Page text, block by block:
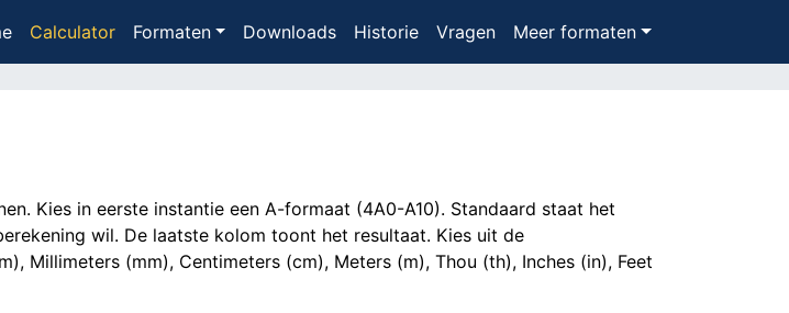
Calculator Formaten Downloads Historie Vragen Meer formaten
Kies in eerste instantie een A-formaat (4A0-A10). Standaard staat het
wil. De laatste kolom toont het resultaat. Kies uit de
Millimeters (mm), Centimeters (cm), Meters (m), Thou (th), Inches (in), Feet